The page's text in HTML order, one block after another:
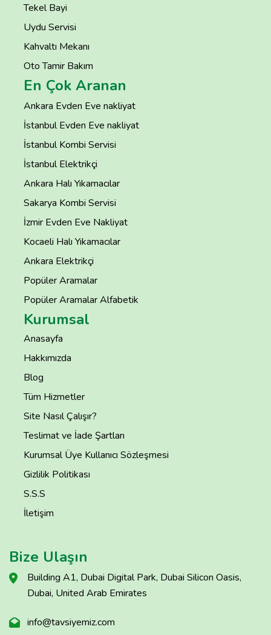
Tekel Bayi
Uydu Servisi
Kahvaltı Mekanı
Oto Tamir Bakım
En Çok Aranan
Ankara Evden Eve nakliyat
İstanbul Evden Eve nakliyat
İstanbul Kombi Servisi
İstanbul Elektrikçi
Ankara Halı Yıkamacılar
Sakarya Kombi Servisi
İzmir Evden Eve Nakliyat
Kocaeli Halı Yıkamacılar
Ankara Elektrikçi
Popüler Aramalar
Popüler Aramalar Alfabetik
Kurumsal
Anasayfa
Hakkımızda
Blog
Tüm Hizmetler
Site Nasıl Çalışır?
Teslimat ve İade Şartları
Kurumsal Üye Kullanıcı Sözleşmesi
Gizlilik Politikası
S.S.S
İletişim
Bize Ulaşın
Building A1, Dubai Digital Park, Dubai Silicon Oasis,
Dubai, United Arab Emirates
info@tavsiyemiz.com